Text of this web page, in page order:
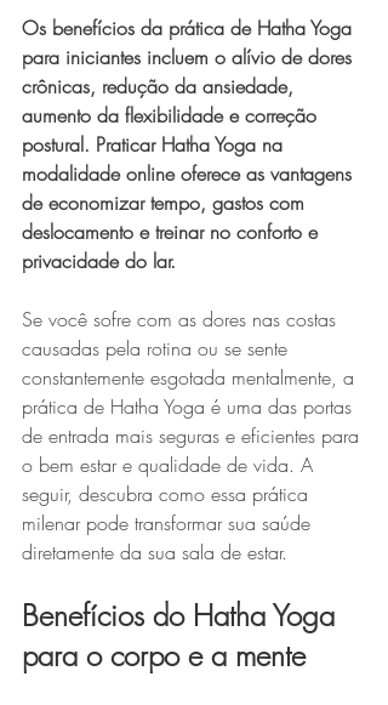
Os benefícios da prática de Hatha Yoga
para iniciantes incluem o alívio de dores
crônicas, redução da ansiedade,
aumento da flexibilidade e correção
postural. Praticar Hatha Yoga na
modalidade online oferece as vantagens
de economizar tempo, gastos com
deslocamento e treinar no conforto e
privacidade do lar.
Se você sofre com as dores nas costas
causadas pela rotina ou se sente
constantemente esgotada mentalmente, a
prática de Hatha Yoga é uma das portas
de entrada mais seguras e eficientes para
o bem estar e qualidade de vida. A
seguir, descubra como essa prática
milenar pode transformar sua saúde
diretamente da sua sala de estar.
Benefícios do Hatha Yoga
para o corpo e a mente